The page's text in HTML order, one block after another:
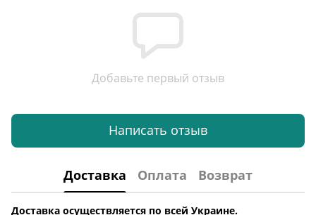
Добавьте первый отзыв
Написать отзыв
Доставка Оплата Возврат
Доставка осуществляется по всей Украине.